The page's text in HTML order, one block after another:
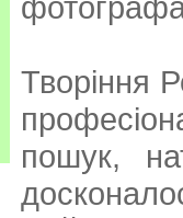
Творіння
пошук,